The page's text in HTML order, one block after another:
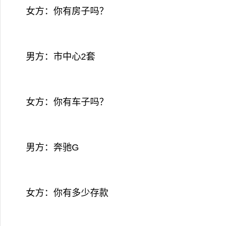
女方：你有房子吗？
男方：市中心2套
女方：你有车子吗？
男方：奔驰G
女方：你有多少存款